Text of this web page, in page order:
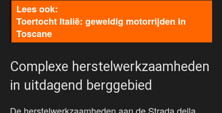
Toertocht Italië: geweldig motorrijden in
Toscane
Complexe herstelwerkzaamheden
in uitdagend berggebied